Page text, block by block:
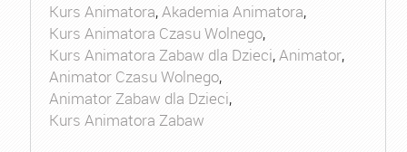
Kurs Animatora,Akademia Animatora,
Kurs Animatora Czasu Wolnego,
Kurs Animatora Zabaw dla Dzieci,Animator,
Animator Czasu Wolnego,
Animator Zabaw dla Dzieci,
Kurs Animatora Zabaw